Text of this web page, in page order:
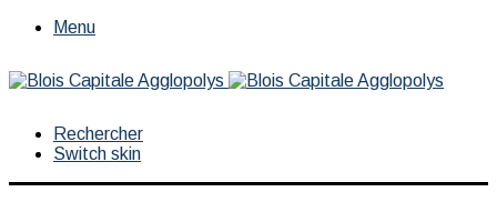
Menu
Rechercher
Switch skin